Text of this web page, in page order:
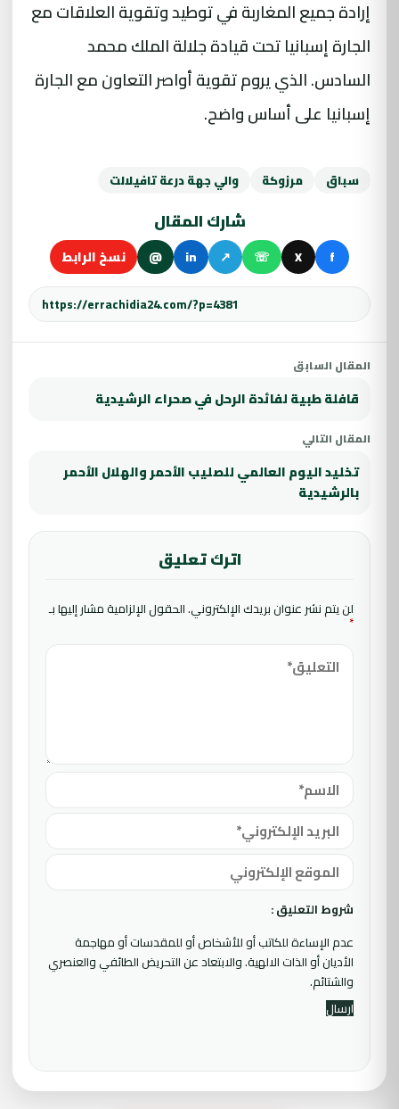
إرادة جميع المغاربة في توطيد وتقوية العلاقات مع
الجارة إسبانيا تحت قيادة جلالة الملك محمد
السادس. الذي يروم تقوية أواصر التعاون مع الجارة
إسبانيا على أساس واضح.
سباق مرزوكة والي جهة درعة تافيلالت
شارك المقال
f
X
☏
↗
in
@ نسخ الرابط
المقال السابق
قافلة طبية لفائدة الرحل في صحراء الرشيدية
المقال التالي
تخليد اليوم العالمي للصليب الأحمر والهلال الأحمر
بالرشيدية
اترك تعليق
لن يتم نشر عنوان بريدك الإلكتروني.الحقول الإلزامية مشار إليها بـ
*
شروط التعليق :
عدم الإساءة للكاتب أو للأشخاص أو للمقدسات أو مهاجمة
الأديان أو الذات الالهية. والابتعاد عن التحريض الطائفي والعنصري
والشتائم.